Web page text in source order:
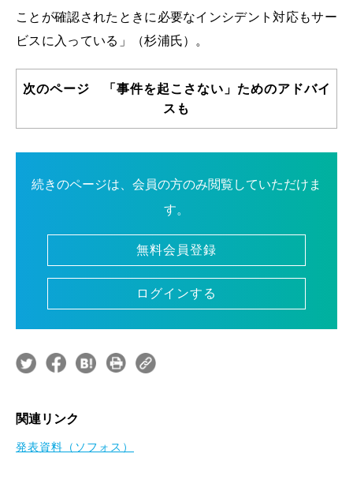
ことが確認されたときに必要なインシデント対応もサー
ビスに入っている」（杉浦氏）。
次のページ 「事件を起こさない」ためのアドバイ
スも
続きのページは、会員の方のみ閲覧していただけま
す。
無料会員登録
ログインする
関連リンク
発表資料（ソフォス）